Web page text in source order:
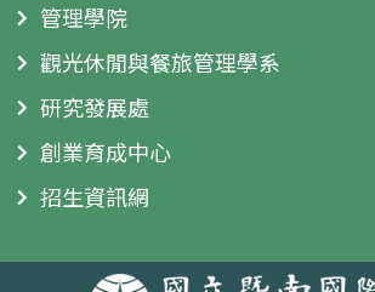
管理學院
觀光休閒與餐旅管理學系
研究發展處
創業育成中心
招生資訊網